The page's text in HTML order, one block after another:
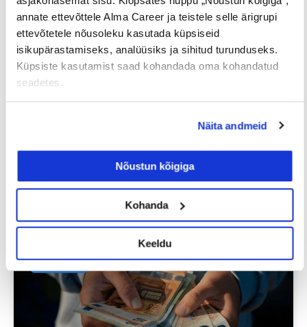
annate ettevõttele Alma Career ja teistele selle ärigrupi
ettevõtetele nõusoleku kasutada küpsiseid
isikupärastamiseks, analüüsiks ja sihitud turunduseks.
Küpsiste kasutamist saad kohandada oma kohandatud
seadetes.
Näita andmeid
Nõustun kõigiga
Kohanda
Keeldu
Iga neljas eestlane on käinud
vahetuskavatsuseta
23/07/2026